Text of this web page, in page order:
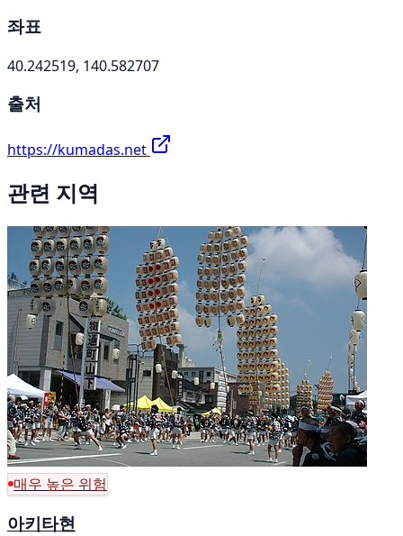
좌표
40.242519, 140.582707
출처
https://kumadas.net
관련 지역
매우 높은 위험
아키타현